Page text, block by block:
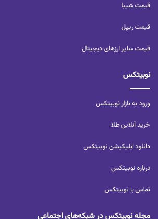
قیمت شیبا
قیمت ریپل
قیمت سایر ارزهای دیجیتال
نوبیتکس
ورود به بازار نوبیتکس
خرید آنلاین طلا
دانلود اپلیکیشن نوبیتکس
درباره نوبیتکس
تماس با نوبیتکس
مجله نوبیتکس در شبکه‌های اجتماعی